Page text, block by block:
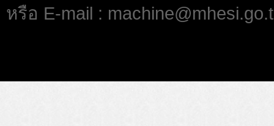
หรือ E-mail :